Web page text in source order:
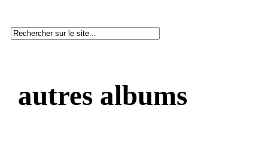
autres albums